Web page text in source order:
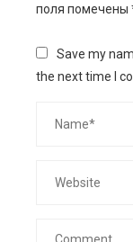
поля помечены
Save my
the next time I